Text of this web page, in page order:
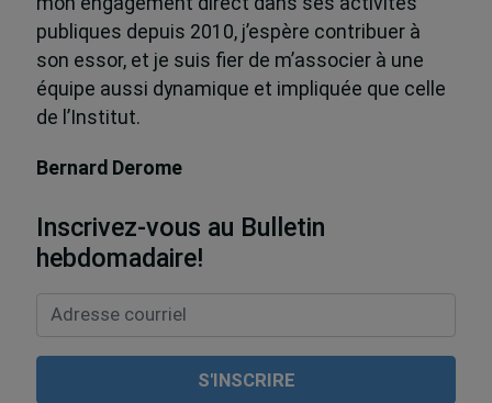
publiques depuis 2010, j’espère contribuer à
son essor, et je suis fier de m’associer à une
équipe aussi dynamique et impliquée que celle
de l’Institut.
Bernard Derome
Inscrivez-vous au Bulletin
hebdomadaire!